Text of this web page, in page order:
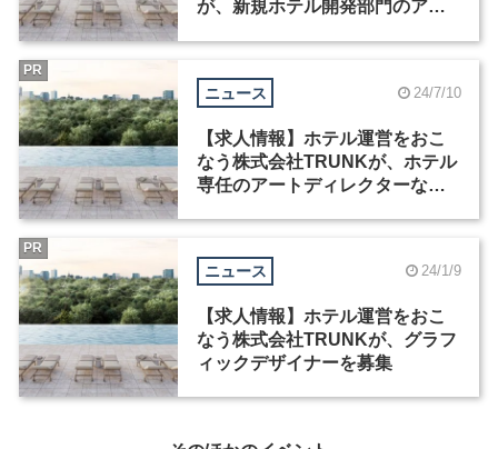
が、新規ホテル開発部門のアー
ニュース 24/7/10
【求人情報】ホテル運営をおこ
なう株式会社TRUNKが、ホテル
専任のアートディレクターなど2
PR
ニュース 24/1/9
【求人情報】ホテル運営をおこ
なう株式会社TRUNKが、グラフ
ィックデザイナーを募集
PR